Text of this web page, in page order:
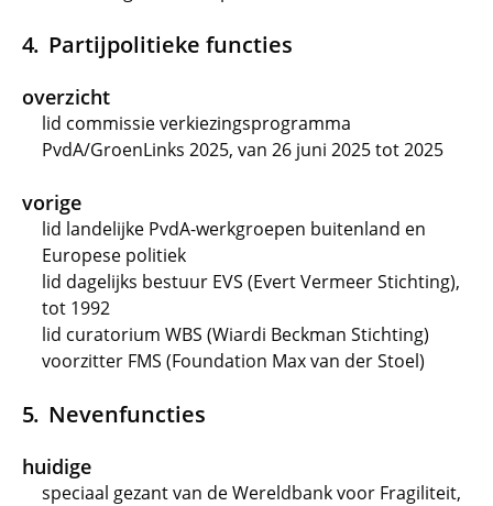
Partijpolitieke functies
overzicht
lid commissie verkiezingsprogramma
PvdA/GroenLinks 2025, van 26 juni 2025 tot 2025
vorige
lid landelijke PvdA-werkgroepen buitenland en
Europese politiek
lid dagelijks bestuur EVS (Evert Vermeer Stichting),
tot 1992
lid curatorium WBS (Wiardi Beckman Stichting)
voorzitter FMS (Foundation Max van der Stoel)
Nevenfuncties
huidige
speciaal gezant van de Wereldbank voor Fragiliteit,